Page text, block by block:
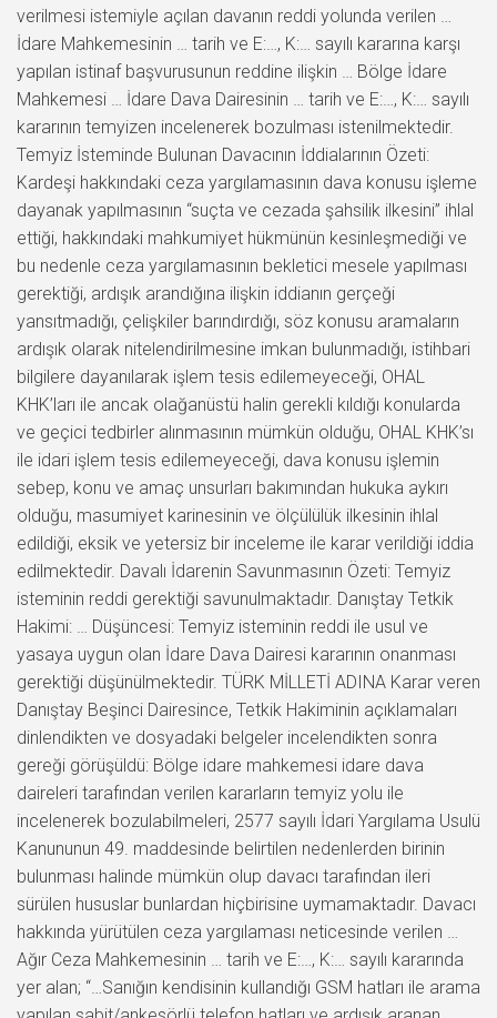
verilmesi istemiyle açılan davanın reddi yolunda verilen …
İdare Mahkemesinin … tarih ve E:…, K:… sayılı kararına karşı
yapılan istinaf başvurusunun reddine ilişkin … Bölge İdare
Mahkemesi … İdare Dava Dairesinin … tarih ve E:…, K:… sayılı
kararının temyizen incelenerek bozulması istenilmektedir.
Temyiz İsteminde Bulunan Davacının İddialarının Özeti:
Kardeşi hakkındaki ceza yargılamasının dava konusu işleme
dayanak yapılmasının “suçta ve cezada şahsilik ilkesini” ihlal
ettiği, hakkındaki mahkumiyet hükmünün kesinleşmediği ve
bu nedenle ceza yargılamasının bekletici mesele yapılması
gerektiği, ardışık arandığına ilişkin iddianın gerçeği
yansıtmadığı, çelişkiler barındırdığı, söz konusu aramaların
ardışık olarak nitelendirilmesine imkan bulunmadığı, istihbari
bilgilere dayanılarak işlem tesis edilemeyeceği, OHAL
KHK’ları ile ancak olağanüstü halin gerekli kıldığı konularda
ve geçici tedbirler alınmasının mümkün olduğu, OHAL KHK’sı
ile idari işlem tesis edilemeyeceği, dava konusu işlemin
sebep, konu ve amaç unsurları bakımından hukuka aykırı
olduğu, masumiyet karinesinin ve ölçülülük ilkesinin ihlal
edildiği, eksik ve yetersiz bir inceleme ile karar verildiği iddia
edilmektedir. Davalı İdarenin Savunmasının Özeti: Temyiz
isteminin reddi gerektiği savunulmaktadır. Danıştay Tetkik
Hakimi: … Düşüncesi: Temyiz isteminin reddi ile usul ve
yasaya uygun olan İdare Dava Dairesi kararının onanması
gerektiği düşünülmektedir. TÜRK MİLLETİ ADINA Karar veren
Danıştay Beşinci Dairesince, Tetkik Hakiminin açıklamaları
dinlendikten ve dosyadaki belgeler incelendikten sonra
gereği görüşüldü: Bölge idare mahkemesi idare dava
daireleri tarafından verilen kararların temyiz yolu ile
incelenerek bozulabilmeleri, 2577 sayılı İdari Yargılama Usulü
Kanununun 49. maddesinde belirtilen nedenlerden birinin
bulunması halinde mümkün olup davacı tarafından ileri
sürülen hususlar bunlardan hiçbirisine uymamaktadır. Davacı
hakkında yürütülen ceza yargılaması neticesinde verilen …
Ağır Ceza Mahkemesinin … tarih ve E:…, K:… sayılı kararında
yer alan; “…Sanığın kendisinin kullandığı GSM hatları ile arama